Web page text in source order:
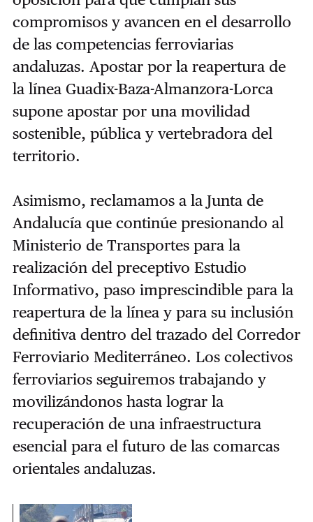
compromisos y avancen en el desarrollo
de las competencias ferroviarias
andaluzas. Apostar por la reapertura de
la línea Guadix-Baza-Almanzora-Lorca
supone apostar por una movilidad
sostenible, pública y vertebradora del
territorio.
Asimismo, reclamamos a la Junta de
Andalucía que continúe presionando al
Ministerio de Transportes para la
realización del preceptivo Estudio
Informativo, paso imprescindible para la
reapertura de la línea y para su inclusión
definitiva dentro del trazado del Corredor
Ferroviario Mediterráneo. Los colectivos
ferroviarios seguiremos trabajando y
movilizándonos hasta lograr la
recuperación de una infraestructura
esencial para el futuro de las comarcas
orientales andaluzas.